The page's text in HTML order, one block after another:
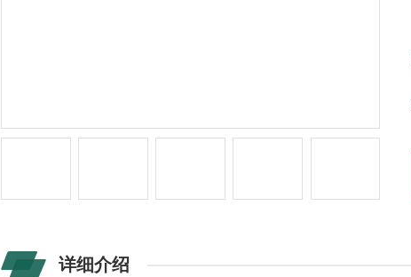
详细介绍